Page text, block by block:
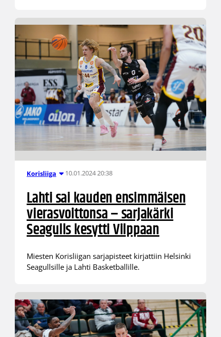
Korisliiga 10.01.2024 20:38
Lahti sai kauden ensimmäisen
vierasvoittonsa – sarjakärki
Seagulls kesytti Vilppaan
Miesten Korisliigan sarjapisteet kirjattiin Helsinki
Seagullsille ja Lahti Basketballille.